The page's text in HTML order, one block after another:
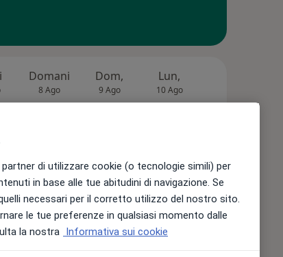
Domani
8 Ago
Dom,
9 Ago
Lun,
10 Ago
ci sono agende disponibili!
di attivare le prenotazioni online
di utilizzare cookie (o tecnologie simili) per
in base alle tue abitudini di navigazione. Se
necessari per il corretto utilizzo del nostro sito.
le tue preferenze in qualsiasi momento dalle
la nostra Informativa sui cookie